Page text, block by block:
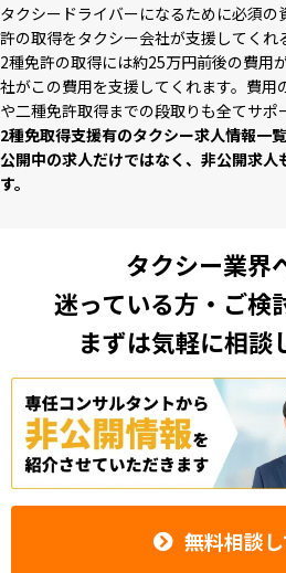
タクシードライバーになるために必須
許の取得をタクシー会社が⽀援してくれ
2種免許の取得には約25万円前後の費⽤
社がこの費⽤を⽀援してくれます。費
や⼆種免許取得までの段取りも全てサポ
2種免取得支援有のタクシー求⼈情報⼀
公開中の求⼈だけではなく、⾮公開求⼈
す。
タクシー業界
迷っている方・ご検
まずは気軽に相談
無料相談